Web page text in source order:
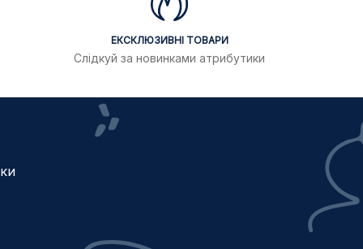
ЕКСКЛЮЗИВНІ ТОВАРИ
Слідкуй за новинками атрибутики